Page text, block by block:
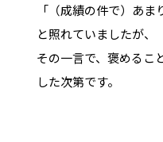
「（成績の件で）あま
と照れていましたが、
その一言で、褒めるこ
した次第です。